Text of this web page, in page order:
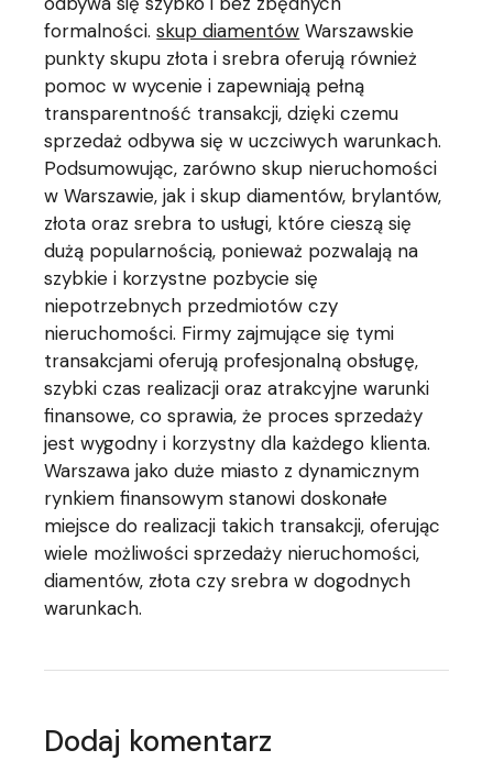
formalności.skup diamentów Warszawskie
punkty skupu złota i srebra oferują również
pomoc w wycenie i zapewniają pełną
transparentność transakcji, dzięki czemu
sprzedaż odbywa się w uczciwych warunkach.
Podsumowując, zarówno skup nieruchomości
w Warszawie, jak i skup diamentów, brylantów,
złota oraz srebra to usługi, które cieszą się
dużą popularnością, ponieważ pozwalają na
szybkie i korzystne pozbycie się
niepotrzebnych przedmiotów czy
nieruchomości. Firmy zajmujące się tymi
transakcjami oferują profesjonalną obsługę,
szybki czas realizacji oraz atrakcyjne warunki
finansowe, co sprawia, że proces sprzedaży
jest wygodny i korzystny dla każdego klienta.
Warszawa jako duże miasto z dynamicznym
rynkiem finansowym stanowi doskonałe
miejsce do realizacji takich transakcji, oferując
wiele możliwości sprzedaży nieruchomości,
diamentów, złota czy srebra w dogodnych
warunkach.
Dodaj komentarz